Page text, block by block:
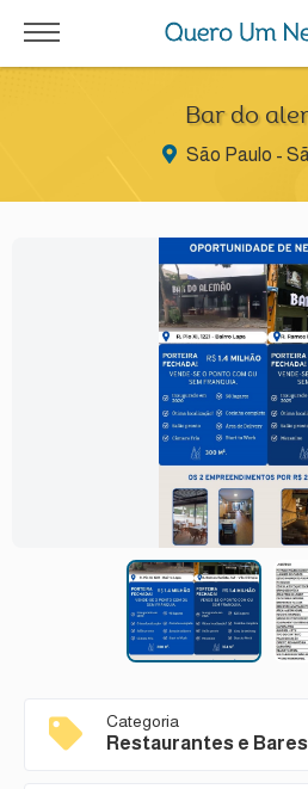
Bar do
São Paulo -
Categoria
Restaurantes e